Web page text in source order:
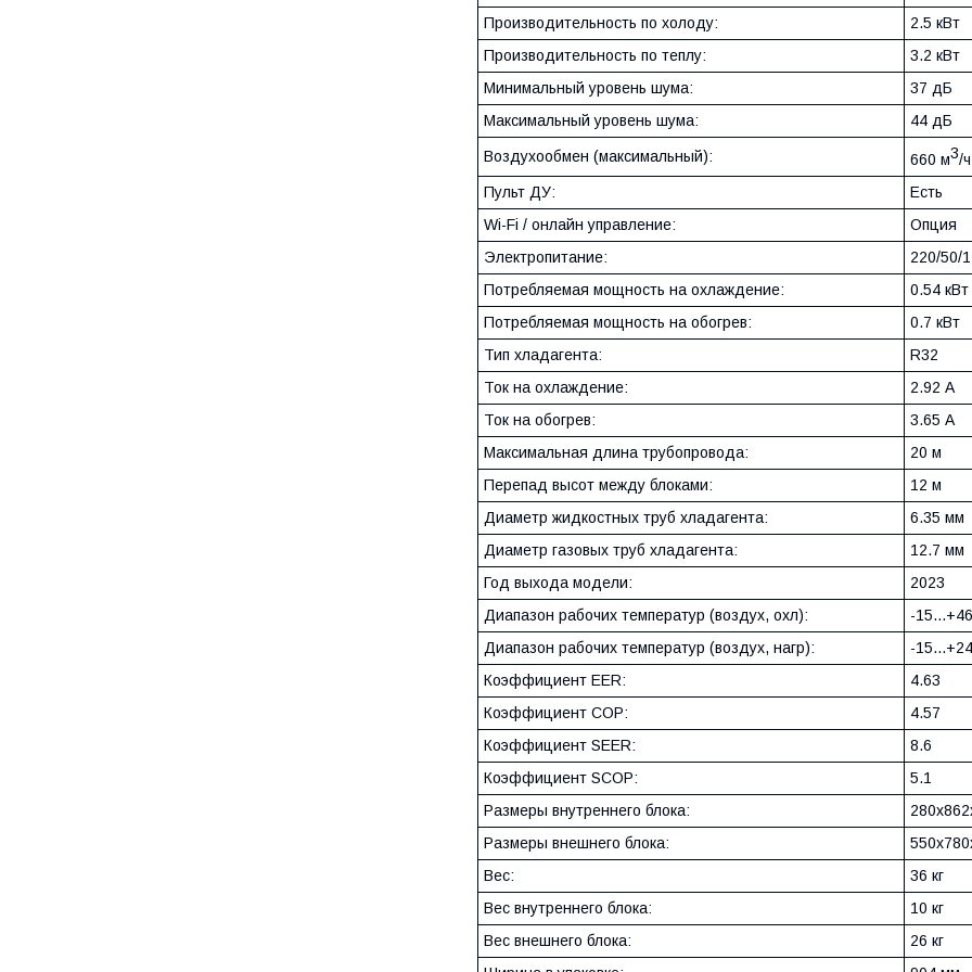
Производительность по холоду:
2.5 кВт
Производительность по теплу:
3.2 кВт
Минимальный уровень шума:
37 дБ
Максимальный уровень шума:
44 дБ
Воздухообмен (максимальный): 660 м3/ч
Пульт ДУ:
Есть
Wi-Fi / онлайн управление:
Опция
Электропитание:
220/50/
Потребляемая мощность на охлаждение:
0.54 кВт
Потребляемая мощность на обогрев:
0.7 кВт
Тип хладагента:
R32
Ток на охлаждение:
2.92 А
Ток на обогрев:
3.65 А
Максимальная длина трубопровода:
20 м
Перепад высот между блоками:
12 м
Диаметр жидкостных труб хладагента:
6.35 мм
Диаметр газовых труб хладагента:
12.7 мм
Год выхода модели:
2023
Диапазон рабочих температур (воздух, охл):
-
Диапазон рабочих температур (воздух, нагр):
-
Коэффициент EER:
4.63
Коэффициент COP:
4.57
Коэффициент SEER:
8.6
Коэффициент SCOP:
5.1
Размеры внутреннего блока:
Размеры внешнего блока:
Вес:
36 кг
Вес внутреннего блока:
10 кг
Вес внешнего блока:
26 кг